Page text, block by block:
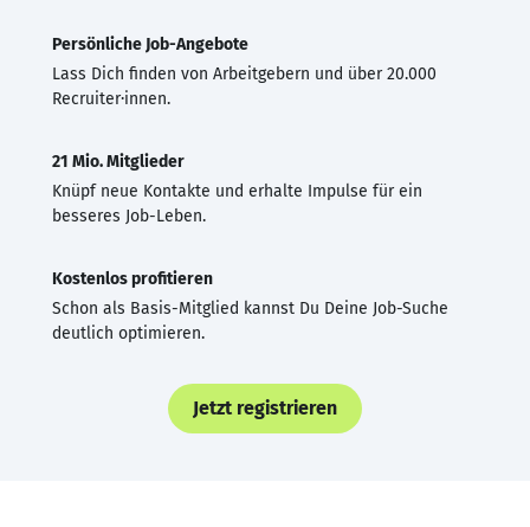
Persönliche Job-Angebote
Lass Dich finden von Arbeitgebern und über 20.000
Recruiter·innen.
21 Mio. Mitglieder
Knüpf neue Kontakte und erhalte Impulse für ein
besseres Job-Leben.
Kostenlos profitieren
Schon als Basis-Mitglied kannst Du Deine Job-Suche
deutlich optimieren.
Jetzt registrieren